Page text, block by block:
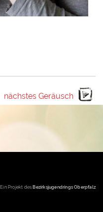
nächstes Geräusch
Ein Projekt des Bezirksjugendrings Oberpfalz